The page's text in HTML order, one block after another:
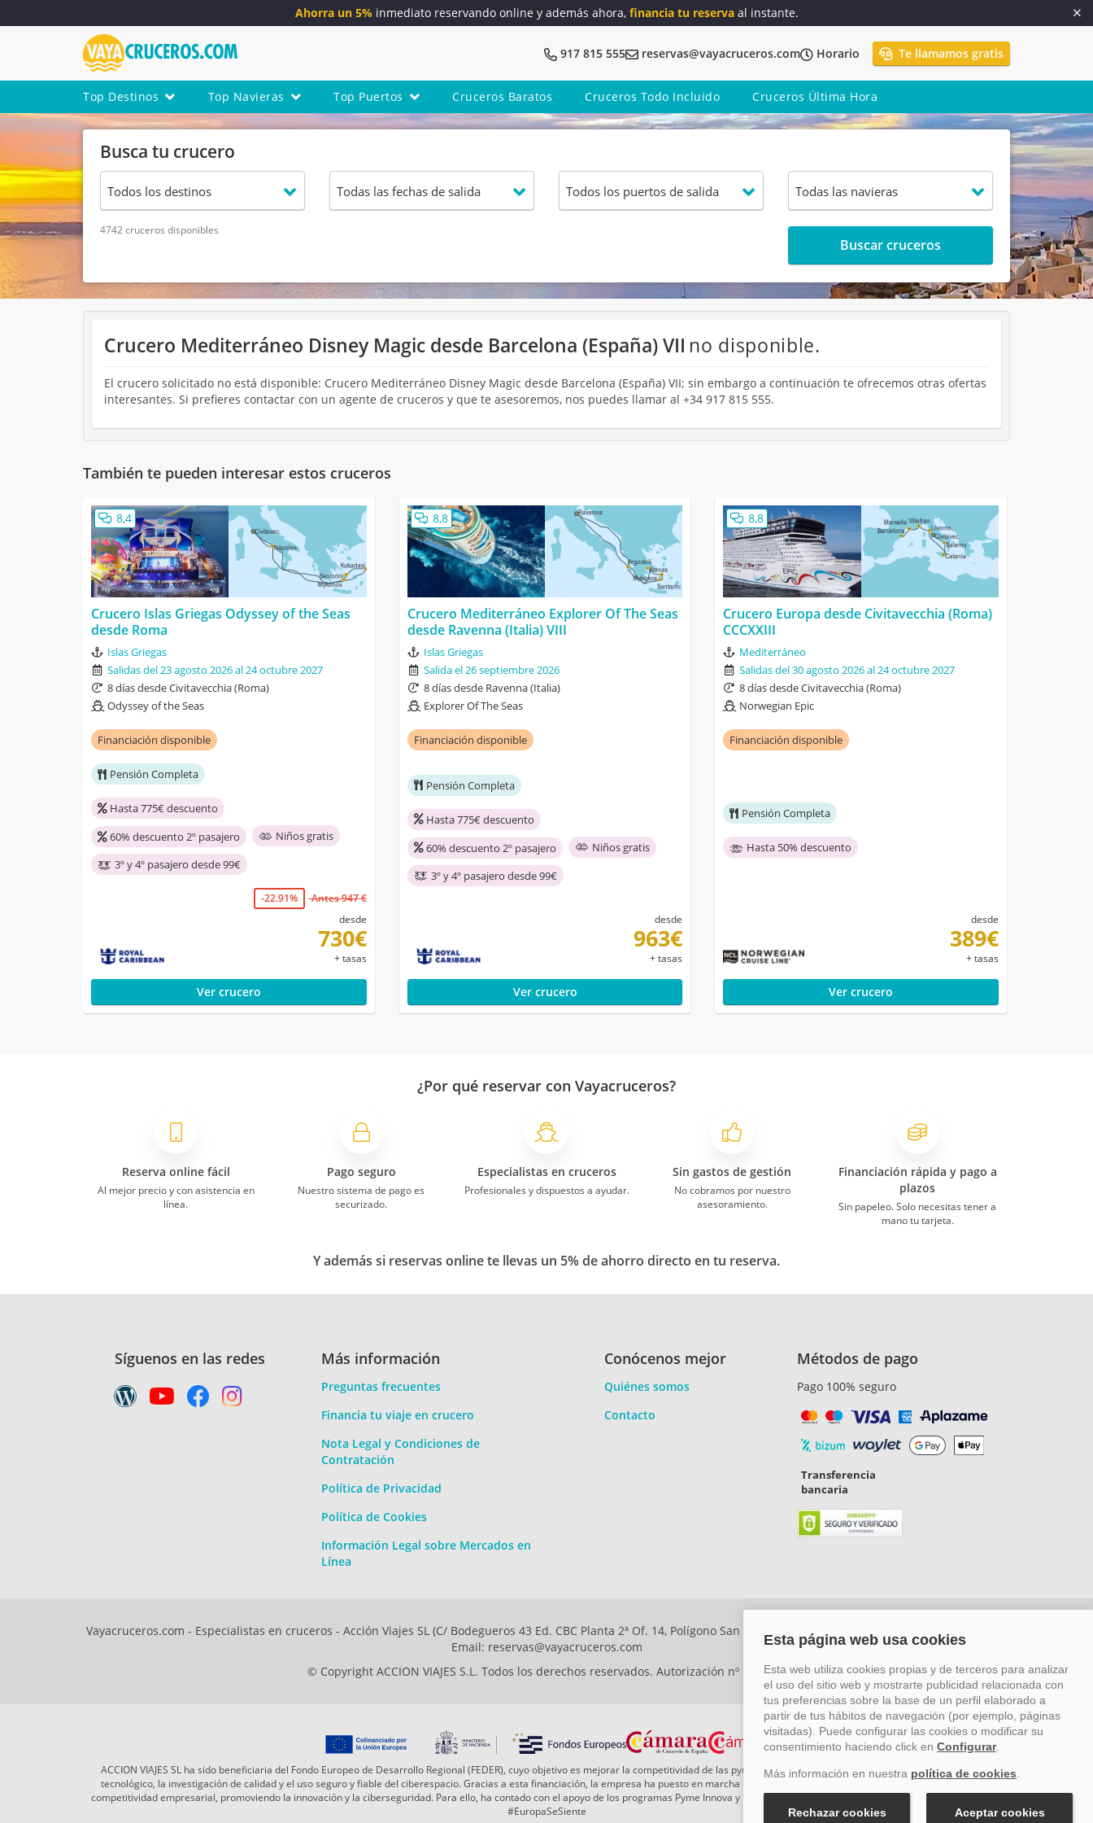
Ahorra un 5% inmediato reservando online y además ahora, financia tu reserva al instante.
917 815 555 reservas@vayacruceros.com Horario Te llamamos gratis
Top Destinos Top Navieras Top Puertos Cruceros Baratos Cruceros Todo Incluido Cruceros Última Hora
Busca tu crucero
4742 cruceros disponibles
Buscar cruceros
Crucero Mediterráneo Disney Magic desde Barcelona (España) VII no disponible.
El crucero solicitado no está disponible: Crucero Mediterráneo Disney Magic desde Barcelona (España) VII; sin embargo a continuación te ofrecemos otras ofertas
interesantes. Si prefieres contactar con un agente de cruceros y que te asesoremos, nos puedes llamar al +34 917 815 555.
También te pueden interesar estos cruceros
8,4
Crucero Islas Griegas Odyssey of the Seas
desde Roma
Islas Griegas
Salidas del 23 agosto 2026 al 24 octubre 2027
8 días desde Civitavecchia (Roma)
Odyssey of the Seas
Financiación disponible
Pensión Completa
Hasta 775€ descuento
60% descuento 2º pasajero
Niños gratis
3º y 4º pasajero desde 99€
-22.91%
Antes 947 €
desde
730€
+ tasas
Ver crucero
8,8
Crucero Mediterráneo Explorer Of The Seas
desde Ravenna (Italia) VIII
Islas Griegas
Salida el 26 septiembre 2026
8 días desde Ravenna (Italia)
Explorer Of The Seas
Financiación disponible
Pensión Completa
Hasta 775€ descuento
60% descuento 2º pasajero
Niños gratis
3º y 4º pasajero desde 99€
desde
963€
+ tasas
Ver crucero
8,8
Crucero Europa desde Civitavecchia (Roma)
CCCXXIII
Mediterráneo
Salidas del 30 agosto 2026 al 24 octubre 2027
8 días desde Civitavecchia (Roma)
Norwegian Epic
Financiación disponible
Pensión Completa
Hasta 50% descuento
desde
389€
+ tasas
Ver crucero
¿Por qué reservar con Vayacruceros?
Reserva online fácil
Al mejor precio y con asistencia en
línea.
Pago seguro
Nuestro sistema de pago es
securizado.
Especialistas en cruceros
Profesionales y dispuestos a ayudar.
Sin gastos de gestión
No cobramos por nuestro
asesoramiento.
Financiación rápida y pago a
plazos
Sin papeleo. Solo necesitas tener a
mano tu tarjeta.
Y además si reservas online te llevas un 5% de ahorro directo en tu reserva.
Síguenos en las redes Más información
Preguntas frecuentes
Financia tu viaje en crucero
Nota Legal y Condiciones de
Contratación
Política de Privacidad
Política de Cookies
Información Legal sobre Mercados en
Línea
Conócenos mejor
Quiénes somos
Contacto
Métodos de pago
Pago 100% seguro
Transferencia
bancaria
Vayacruceros.com - Especialistas en cruceros - Acción Viajes SL (C/ Bodegueros 43 Ed. CBC Planta 2ª Of. 14, Polígono San Rafael, Málaga. CP: 29006) Tel: +34 917 815 555 -
Email: reservas@vayacruceros.com
© Copyright ACCION VIAJES S.L. Todos los derechos reservados. Autorización nº 29780-2
ACCION VIAJES SL ha sido beneficiaria del Fondo Europeo de Desarrollo Regional (FEDER), cuyo objetivo es mejorar la competitividad de las pymes mediante el impulso de la innovación, el desarrollo
tecnológico, la investigación de calidad y el uso seguro y fiable del ciberespacio. Gracias a esta financiación, la empresa ha puesto en marcha un Plan de Acción durante el año 2026 para reforzar su
competitividad empresarial, promoviendo la innovación y la ciberseguridad. Para ello, ha contado con el apoyo de los programas Pyme Innova y Pyme Cibersegura de la Cámara de Comercio de Málaga.
#EuropaSeSiente